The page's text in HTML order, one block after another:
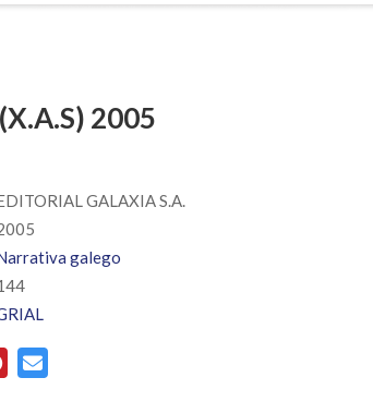
2005
GALAXIA S.A.
galego